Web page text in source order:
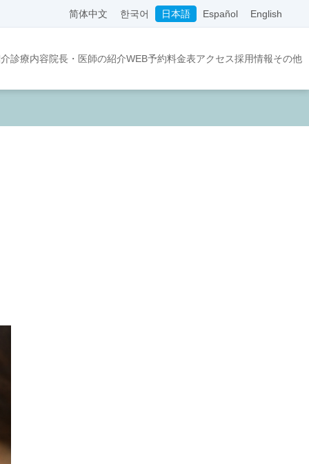
简体中文 한국어 日本語 Español English
診療内容院長・医師の紹介WEB予約料金表アクセス採用情報その他